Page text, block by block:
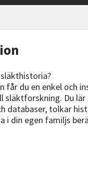
får du en enkel och
Du lär
databaser, tolkar
i din egen familjs